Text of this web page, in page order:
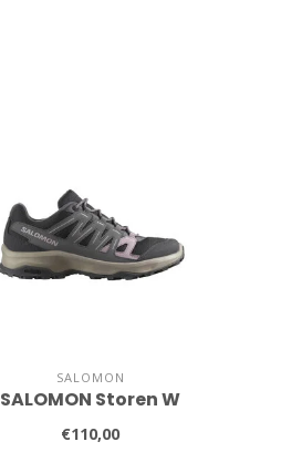
SALOMON
SALOMON Storen W
€110,00